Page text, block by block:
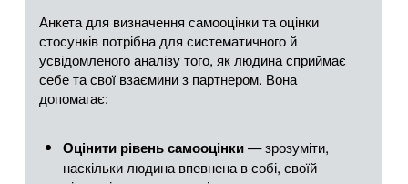
Анкета для визначення самооцінки та оцінки
стосунків потрібна для систематичного й
усвідомленого аналізу того, як людина сприймає
себе та свої взаємини з партнером. Вона
допомагає:
Оцінити рівень самооцінки— зрозуміти,
наскільки людина впевнена в собі, своїй